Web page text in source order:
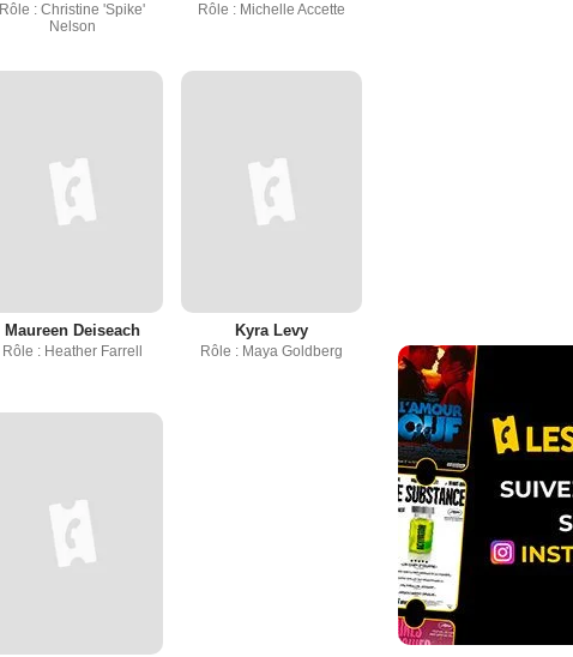
Rôle : Christine 'Spike'
Nelson
Rôle : Michelle Accette
Maureen Deiseach
Rôle : Heather Farrell
Kyra Levy
Rôle : Maya Goldberg